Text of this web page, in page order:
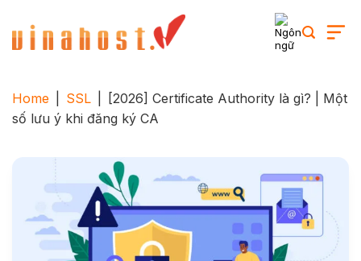
content
Home SSL
[2026] Certificate Authority là gì? | Một
số lưu ý khi đăng ký CA